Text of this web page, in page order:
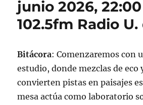
de
2026.
junio 2026,
102.5fm Radio
Bitácora: Comenzaremos con
estudio, donde mezclas de eco
convierten pistas en paisajes
mesa actúa como laboratorio